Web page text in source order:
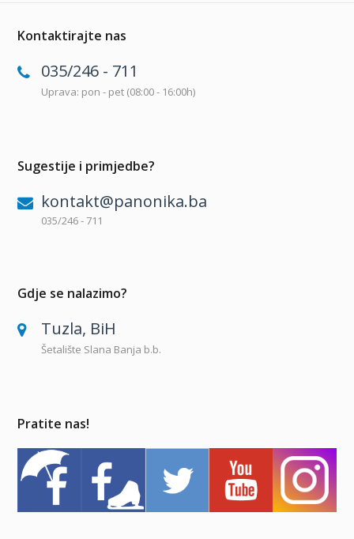
Kontaktirajte nas
035/246 - 711
Uprava: pon - pet (08:00 - 16:00h)
Sugestije i primjedbe?
kontakt@panonika.ba
035/246 - 711
Gdje se nalazimo?
Tuzla, BiH
Šetalište Slana Banja b.b.
Pratite nas!